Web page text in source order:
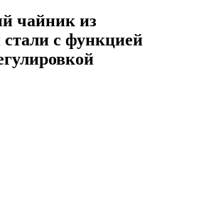
чайник из
с функцией